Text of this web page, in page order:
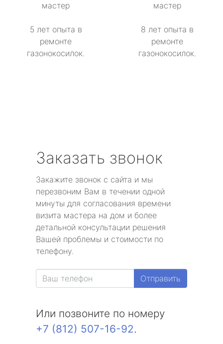
мастер
5 лет опыта в
ремонте
газонокосилок.
мастер
8 лет опыта в
ремонте
газонокосилок.
Заказать звонок
Закажите звонок с сайта и мы
перезвоним Вам в течении одной
минуты для согласования времени
визита мастера на дом и более
детальной консультации решения
Вашей проблемы и стоимости по
телефону.
Отправить
Или позвоните по номеру
+7 (812) 507-16-92.